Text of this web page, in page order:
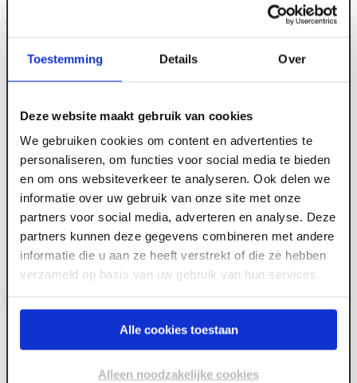
Toestemming Details Over
Deze website maakt gebruik van cookies
We gebruiken cookies om content en advertenties te
personaliseren, om functies voor social media te bieden
en om ons websiteverkeer te analyseren. Ook delen we
informatie over uw gebruik van onze site met onze
partners voor social media, adverteren en analyse. Deze
partners kunnen deze gegevens combineren met andere
informatie die u aan ze heeft verstrekt of die ze hebben
verzameld op basis van uw gebruik van hun services.
Alle cookies toestaan
Alleen noodzakelijke cookies
Log in voor prijzen
ART000070
20 x 145 mm Douglas
Zweeds rabat
fijnbezaagd
onbehandeld antiblauw
PEFC
ART000071
20 x 145 mm Douglas
Zweeds rabat
fijnbezaagd zwart
wb=127 PEFC